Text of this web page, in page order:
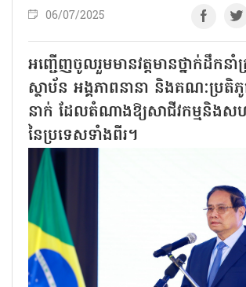
06/07/2025
អញ្ជើញចូលរួមមានវត្តមានថ្នាក់ដឹកន
ស្ថាប័ន អង្គភាពនានា និងគណៈប្រតិ
នាក់ ដែលតំណាងឱ្យសាជីវកម្មនិង
នៃប្រទេសទាំងពីរ។